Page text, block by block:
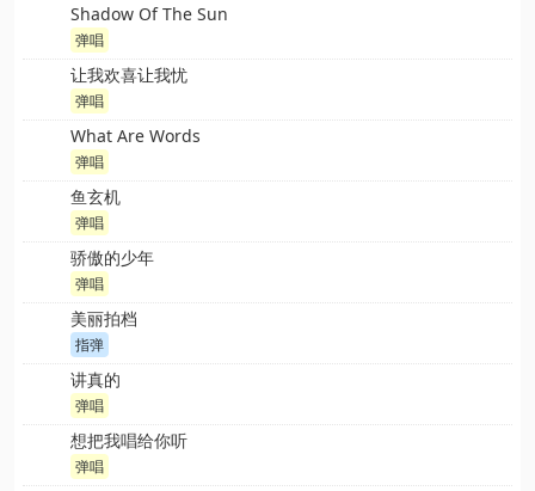
Shadow Of The Sun
弹唱
让我欢喜让我忧
弹唱
What Are Words
弹唱
鱼玄机
弹唱
骄傲的少年
弹唱
美丽拍档
指弹
讲真的
弹唱
想把我唱给你听
弹唱